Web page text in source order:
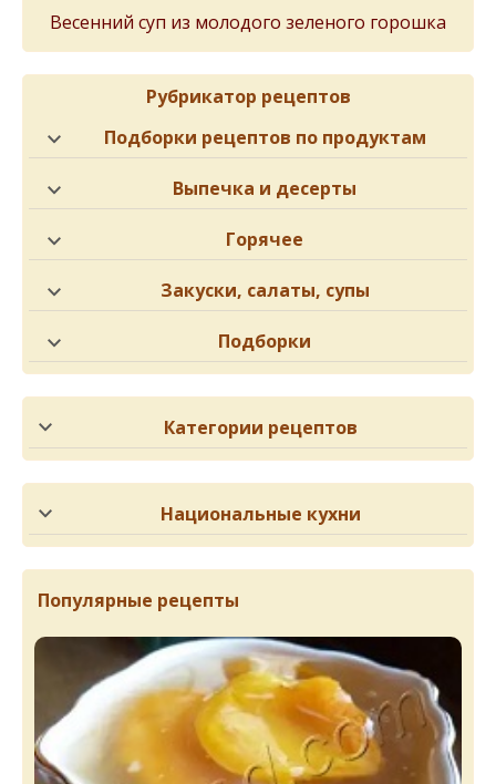
Весенний суп из молодого зеленого горошка
Рубрикатор рецептов
Подборки рецептов по продуктам
Выпечка и десерты
Горячее
Закуски, салаты, супы
Подборки
Категории рецептов
Национальные кухни
Популярные рецепты